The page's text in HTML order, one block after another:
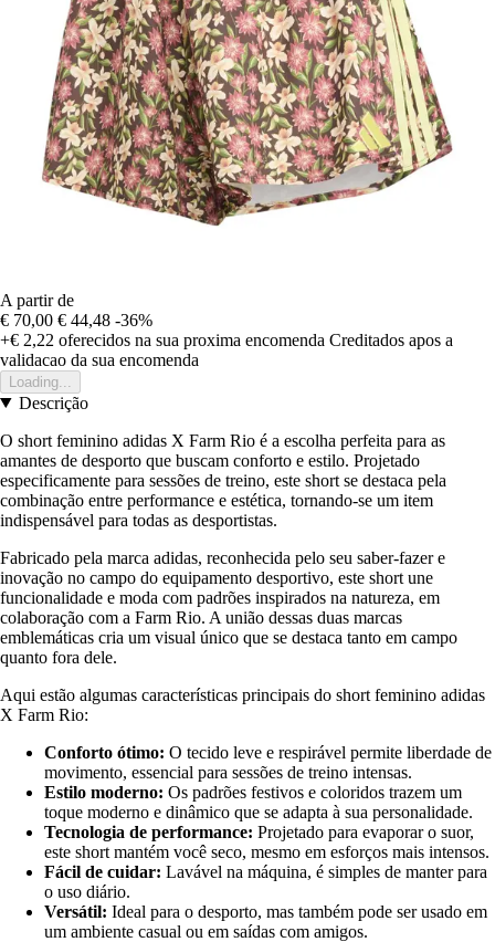
A partir de
€ 70,00 € 44,48 -36%
+€ 2,22 oferecidos na sua proxima encomenda Creditados apos a
validacao da sua encomenda
Loading...
Descrição
O short feminino adidas X Farm Rio é a escolha perfeita para as
amantes de desporto que buscam conforto e estilo. Projetado
especificamente para sessões de treino, este short se destaca pela
combinação entre performance e estética, tornando-se um item
indispensável para todas as desportistas.
Fabricado pela marca adidas, reconhecida pelo seu saber-fazer e
inovação no campo do equipamento desportivo, este short une
funcionalidade e moda com padrões inspirados na natureza, em
colaboração com a Farm Rio. A união dessas duas marcas
emblemáticas cria um visual único que se destaca tanto em campo
quanto fora dele.
Aqui estão algumas características principais do short feminino adidas
X Farm Rio:
Conforto ótimo: O tecido leve e respirável permite liberdade de
movimento, essencial para sessões de treino intensas.
Estilo moderno: Os padrões festivos e coloridos trazem um
toque moderno e dinâmico que se adapta à sua personalidade.
Tecnologia de performance: Projetado para evaporar o suor,
este short mantém você seco, mesmo em esforços mais intensos.
Fácil de cuidar: Lavável na máquina, é simples de manter para
o uso diário.
Versátil: Ideal para o desporto, mas também pode ser usado em
um ambiente casual ou em saídas com amigos.